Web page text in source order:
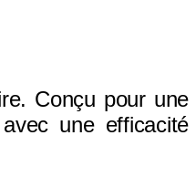
Conçu pour une
une efficacité